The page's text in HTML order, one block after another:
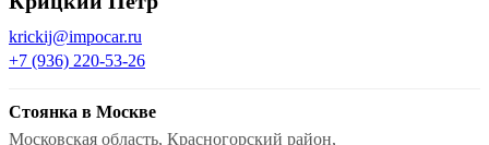
krickij@impocar.ru
+7 (936) 220-53-26
Стоянка в Москве
Московская область, Красногорский район,